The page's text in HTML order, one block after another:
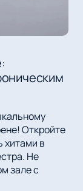
Откройте
хитами в
Не
зале с